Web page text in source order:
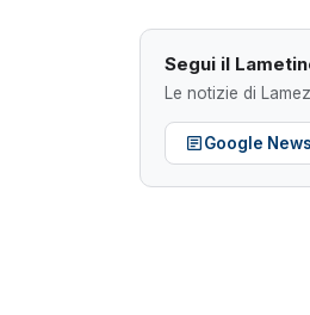
Segui il
Le notizie di
Google News